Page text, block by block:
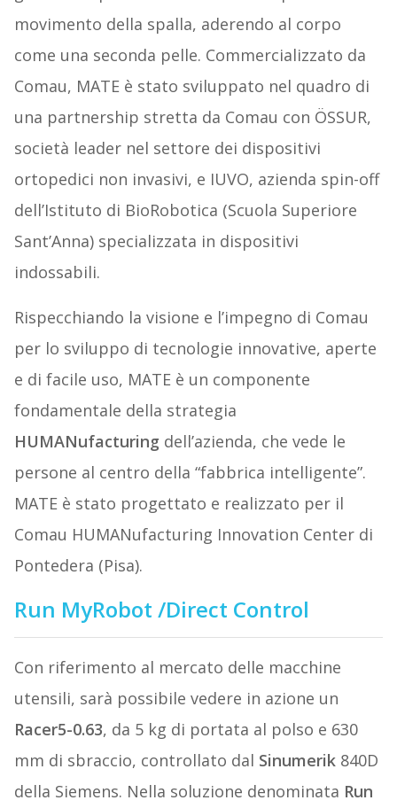
movimento della spalla, aderendo al corpo
come una seconda pelle. Commercializzato da
Comau, MATE è stato sviluppato nel quadro di
una partnership stretta da Comau con ÖSSUR,
società leader nel settore dei dispositivi
ortopedici non invasivi, e IUVO, azienda spin-off
dell’Istituto di BioRobotica (Scuola Superiore
Sant’Anna) specializzata in dispositivi
indossabili.
Rispecchiando la visione e l’impegno di Comau
per lo sviluppo di tecnologie innovative, aperte
e di facile uso, MATE è un componente
fondamentale della strategia
HUMANufacturing dell’azienda, che vede le
persone al centro della “fabbrica intelligente”.
MATE è stato progettato e realizzato per il
Comau HUMANufacturing Innovation Center di
Pontedera (Pisa).
Run MyRobot /Direct Control
Con riferimento al mercato delle macchine
utensili, sarà possibile vedere in azione un
Racer5-0.63, da 5 kg di portata al polso e 630
mm di sbraccio, controllato dal Sinumerik840D
della Siemens. Nella soluzione denominata Run